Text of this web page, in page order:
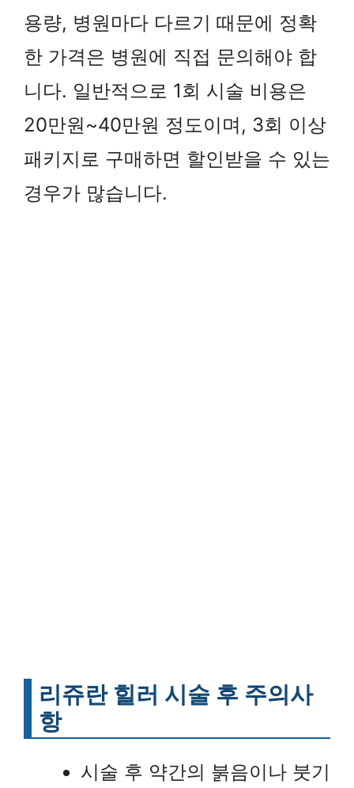
용량, 병원마다 다르기 때문에 정확
한 가격은 병원에 직접 문의해야 합
니다. 일반적으로 1회 시술 비용은
20만원~40만원 정도이며, 3회 이상
패키지로 구매하면 할인받을 수 있는
경우가 많습니다.
리쥬란 힐러 시술 후 주의사
항
시술 후 약간의 붉음이나 붓기